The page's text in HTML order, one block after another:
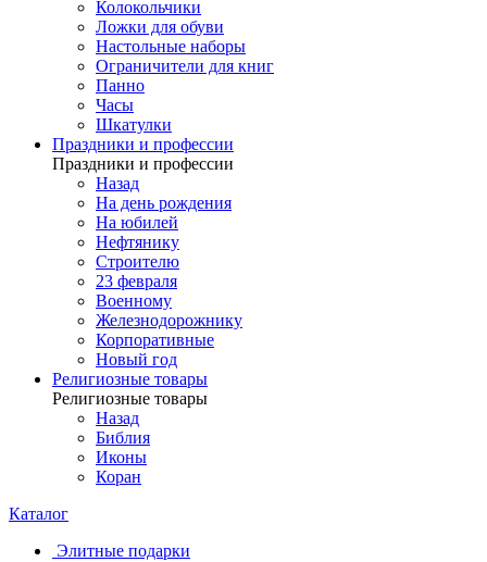
Колокольчики
Ложки для обуви
Настольные наборы
Ограничители для книг
Панно
Часы
Шкатулки
Праздники и профессии
Праздники и профессии
Назад
На день рождения
На юбилей
Нефтянику
Строителю
23 февраля
Военному
Железнодорожнику
Корпоративные
Новый год
Религиозные товары
Религиозные товары
Назад
Библия
Иконы
Коран
Каталог
Элитные подарки